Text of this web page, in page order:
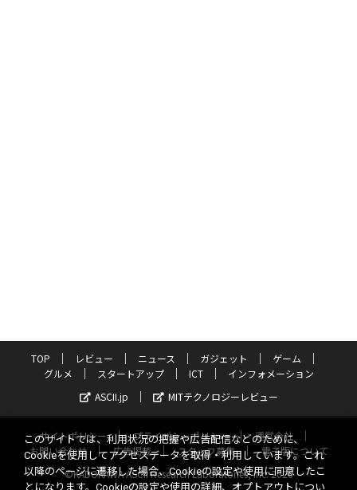
TOP レビュー ニュース ガジェット
ゲーム
グルメ
スタートアップ ICT
インフォメーション
ASCII.jp
MITテクノロジーレビュー
サイトポリシー プライバシーポリシー
運営会社
お問い合わせ
広告掲載 スタッフ募集
電子版について
©KADOKAWA ASCII Research Laboratories, Inc. 2026
このサイトでは、利用状況の把握や広告配信などのために、
Cookieを使用してアクセスデータを取得・利用しています。これ
以降のページに遷移した場合、Cookieの設定や使用に同意したこ
とになります。Cookieの設定や使用の詳細、オプトアウトについ